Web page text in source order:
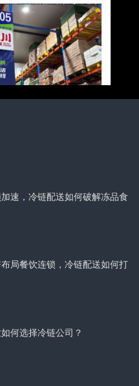
加速，冷链配送如何破解冻品食
局餐饮连锁，冷链配送如何打
何选择冷链公司？